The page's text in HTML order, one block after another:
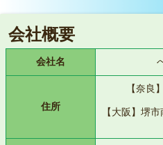
会社概要
会社名
住所
【奈良
【大阪】堺